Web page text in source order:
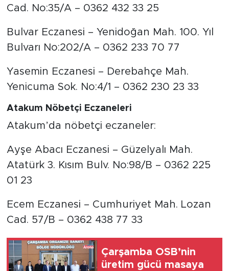
Cad. No:35/A – 0362 432 33 25
Bulvar Eczanesi – Yenidoğan Mah. 100. Yıl
Bulvarı No:202/A – 0362 233 70 77
Yasemin Eczanesi – Derebahçe Mah.
Yenicuma Sok. No:4/1 – 0362 230 23 33
Atakum Nöbetçi Eczaneleri
Atakum’da nöbetçi eczaneler:
Ayşe Abacı Eczanesi – Güzelyalı Mah.
Atatürk 3. Kısım Bulv. No:98/B – 0362 225
01 23
Ecem Eczanesi – Cumhuriyet Mah. Lozan
Cad. 57/B – 0362 438 77 33
Çarşamba OSB’nin
üretim gücü masaya